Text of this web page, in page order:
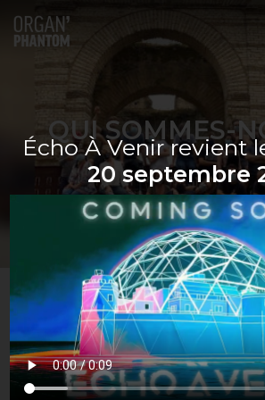
Navigation principale
QUI SOMMES-
Organ’Phantom est une
Écho À Venir revient
20 septembre